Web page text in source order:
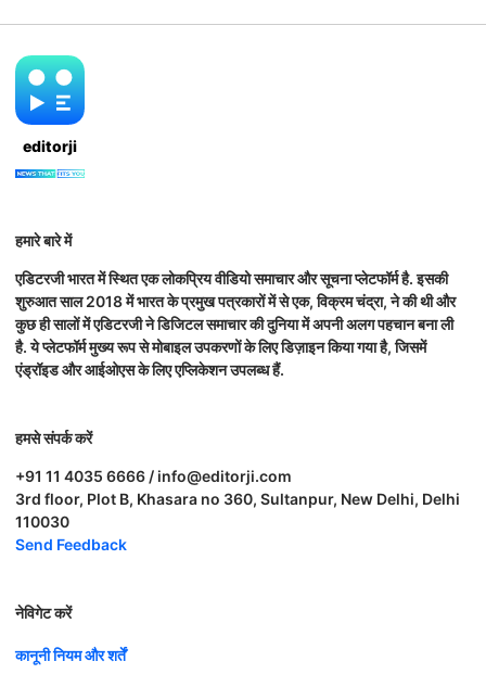
editorji
हमारे बारे में
एडिटरजी भारत में स्थित एक लोकप्रिय वीडियो समाचार और सूचना प्लेटफॉर्म है. इसकी
शुरुआत साल 2018 में भारत के प्रमुख पत्रकारों में से एक, विक्रम चंद्रा, ने की थी और
कुछ ही सालों में एडिटरजी ने डिजिटल समाचार की दुनिया में अपनी अलग पहचान बना ली
है. ये प्लेटफॉर्म मुख्य रूप से मोबाइल उपकरणों के लिए डिज़ाइन किया गया है, जिसमें
एंड्रॉइड और आईओएस के लिए एप्लिकेशन उपलब्ध हैं.
हमसे संपर्क करें
+91 11 4035 6666 / info@editorji.com
3rd floor, Plot B, Khasara no 360, Sultanpur, New Delhi, Delhi
110030
Send Feedback
नेविगेट करें
कानूनी नियम और शर्तें